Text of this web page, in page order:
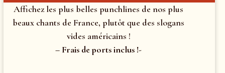
Affichez les plus belles punchlines de nos plus
beaux chants de France, plutôt que des slogans
vides américains !
– Frais de ports inclus !-